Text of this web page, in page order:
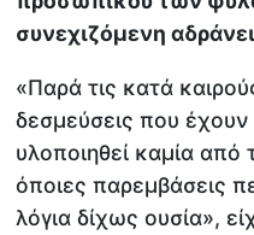
συνεχιζόμενη
«Παρά τις κατά
δεσμεύσεις που έχουν
υλοποιηθεί καμία από
όποιες παρεμβάσεις
λόγια δίχως ουσία»,